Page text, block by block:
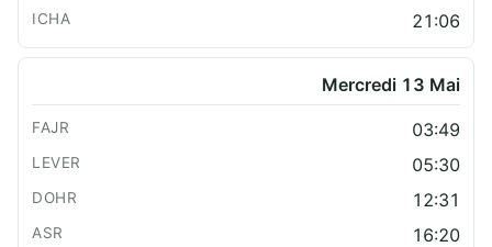
21:06
Mercredi 13 Mai
03:49
05:30
12:31
16:20